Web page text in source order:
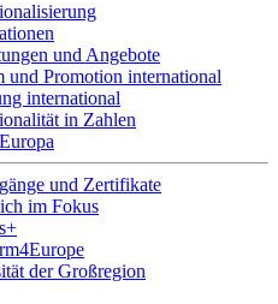
und Angebote
und Promotion international
international
in Zahlen
und Zertifikate
im Fokus
der Großregion